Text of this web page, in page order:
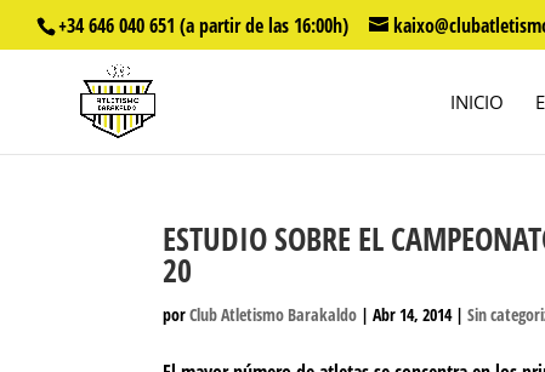
+34 646 040 651 (a partir de las 16:00h)
INICIO
ESTUDIO SOBRE EL
20
porClub Atletismo Barakaldo |Abr 14, 2014|Sin